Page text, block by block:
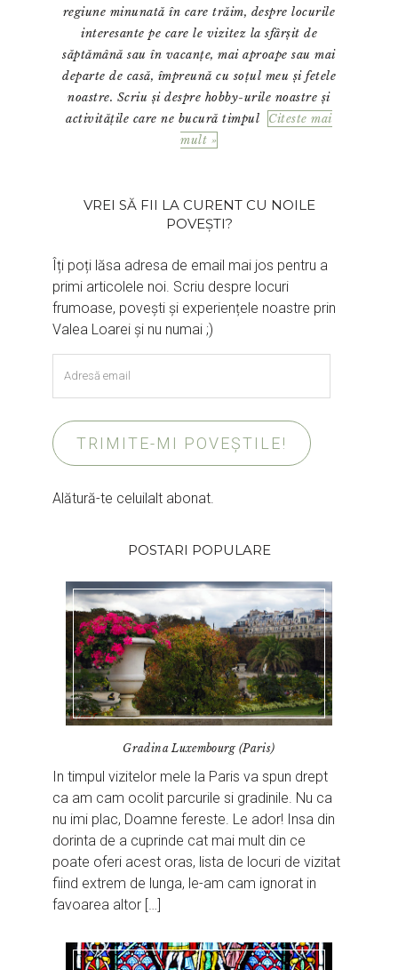
regiune minunată în care trăim, despre locurile
interesante pe care le vizitez la sfârșit de
săptămână sau în vacanțe, mai aproape sau mai
departe de casă, împreună cu soțul meu și fetele
noastre. Scriu și despre hobby-urile noastre și
activitățile care ne bucură timpul
Citeste mai
mult »
VREI SĂ FII LA CURENT CU NOILE
POVEȘTI?
Îți poți lăsa adresa de email mai jos pentru a
primi articolele noi. Scriu despre locuri
frumoase, povești și experiențele noastre prin
Valea Loarei și nu numai ;)
email
TRIMITE-MI POVEȘTILE!
Alătură-te celuilalt abonat.
POSTARI POPULARE
Gradina Luxembourg (Paris)
In timpul vizitelor mele la Paris va spun drept
ca am cam ocolit parcurile si gradinile. Nu ca
nu imi plac, Doamne fereste. Le ador! Insa din
dorinta de a cuprinde cat mai mult din ce
poate oferi acest oras, lista de locuri de vizitat
fiind extrem de lunga, le-am cam ignorat in
favoarea altor […]